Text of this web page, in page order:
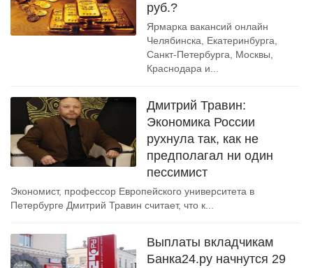
руб.?
Ярмарка вакансий онлайн
Челябинска, Екатеринбурга,
Санкт-Петербурга, Москвы,
Краснодара и...
Дмитрий Травин:
Экономика России
рухнула так, как не
предполагал ни один
пессимист
Экономист, профессор Европейского университета в
Петербурге Дмитрий Травин считает, что к...
Выплаты вкладчикам
Банка24.ру начнутся 29